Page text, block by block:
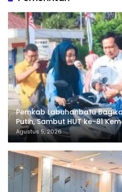
Pemkab Labuhanbatu
Putih, Sambut HUT ke-81
Agustus 5, 2026